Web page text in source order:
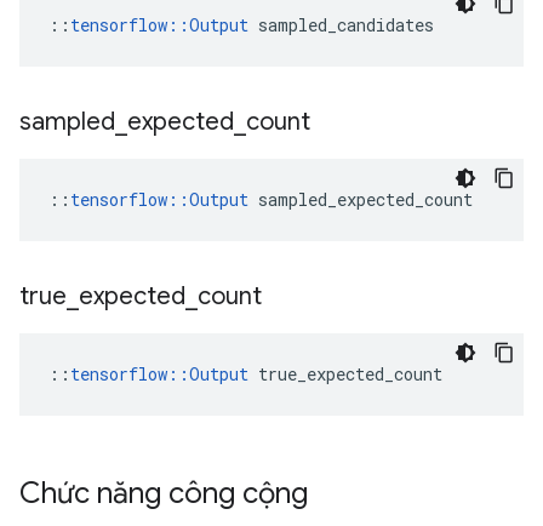
:: tensorflow::Output sampled_candidates
sampled expected count
:: tensorflow::Output sampled_expected_count
true expected count
:: tensorflow::Output true_expected_count
Chức năng công cộng